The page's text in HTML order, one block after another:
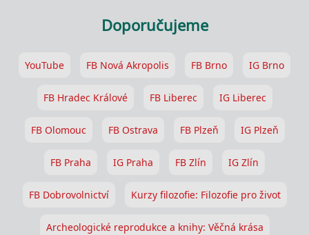
Doporučujeme
YouTube FB Nová Akropolis FB Brno IG Brno
FB Hradec Králové FB Liberec IG Liberec
FB Olomouc FB Ostrava FB Plzeň IG Plzeň
FB Praha IG Praha FB Zlín IG Zlín
FB Dobrovolnictví Kurzy filozofie: Filozofie pro život
Archeologické reprodukce a knihy: Věčná krása